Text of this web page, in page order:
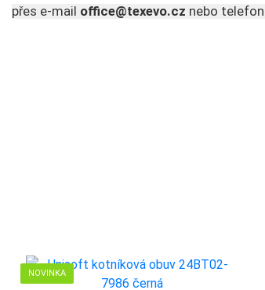
přes e-mail office@texevo.cz nebo telefon
NOVINKA